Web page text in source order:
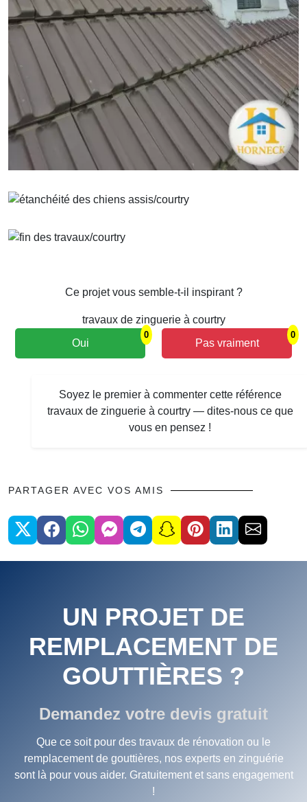
Ce projet vous semble-t-il inspirant ?
travaux de zinguerie à courtry
Oui
0
Pas vraiment
0
Soyez le premier à commenter cette référence
travaux de zinguerie à courtry — dites-nous ce que
vous en pensez !
PARTAGER AVEC VOS AMIS
UN PROJET DE
REMPLACEMENT DE
GOUTTIÈRES ?
Demandez votre devis gratuit
Que ce soit pour des travaux de rénovation ou le
remplacement de gouttières, nos experts en zinguérie
sont là pour vous aider. Gratuitement et sans engagement
!